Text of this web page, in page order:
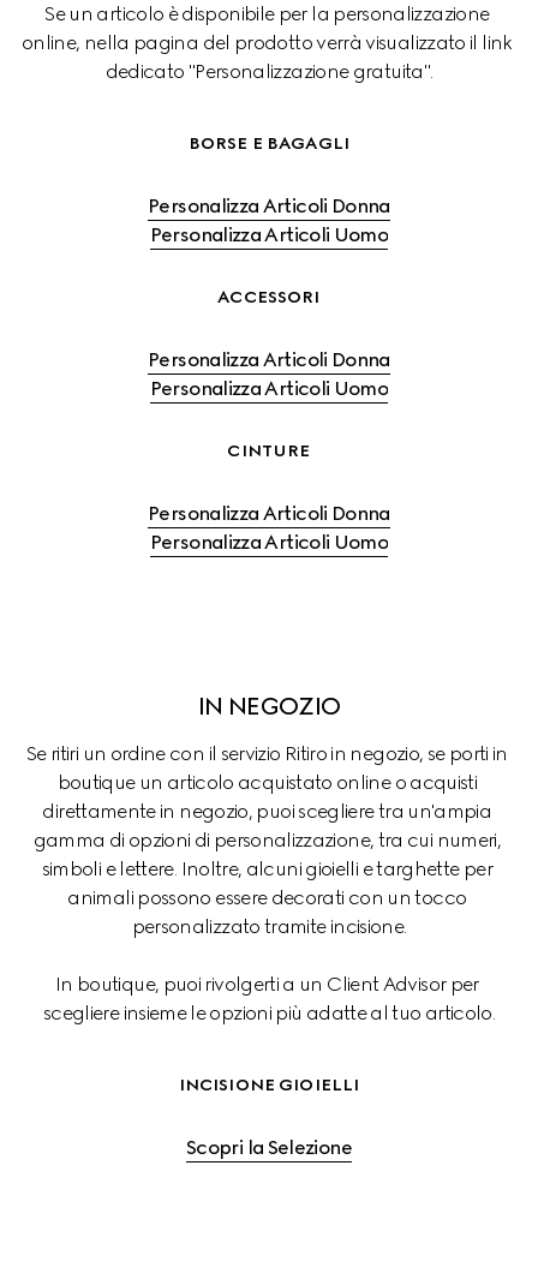
Se un articolo è disponibile per la personalizzazione
online, nella pagina del prodotto verrà visualizzato il link
dedicato "Personalizzazione gratuita".
BORSE E BAGAGLI
Personalizza Articoli Donna
Personalizza Articoli Uomo
ACCESSORI
Personalizza Articoli Donna
Personalizza Articoli Uomo
CINTURE
Personalizza Articoli Donna
Personalizza Articoli Uomo
IN NEGOZIO
Se ritiri un ordine con il servizio Ritiro in negozio, se porti in
boutique un articolo acquistato online o acquisti
direttamente in negozio, puoi scegliere tra un'ampia
gamma di opzioni di personalizzazione, tra cui numeri,
simboli e lettere. Inoltre, alcuni gioielli e targhette per
animali possono essere decorati con un tocco
personalizzato tramite incisione.
In boutique, puoi rivolgerti a un Client Advisor per
scegliere insieme le opzioni più adatte al tuo articolo.
INCISIONE GIOIELLI
Scopri la Selezione